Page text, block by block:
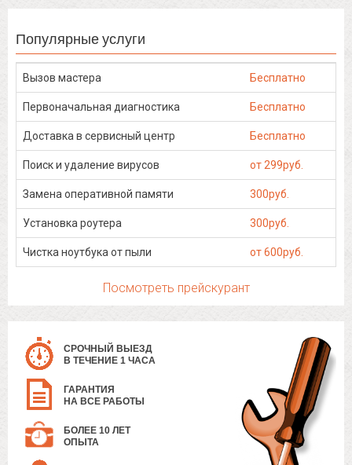
Популярные услуги
Вызов мастера Бесплатно
Первоначальная диагностика Бесплатно
Доставка в сервисный центр Бесплатно
Поиск и удаление вирусов от 299руб.
Замена оперативной памяти 300руб.
Установка роутера 300руб.
Чистка ноутбука от пыли от 600руб.
Посмотреть прейскурант
СРОЧНЫЙ ВЫЕЗД
В ТЕЧЕНИЕ 1 ЧАСА
ГАРАНТИЯ
НА ВСЕ РАБОТЫ
БОЛЕЕ 10 ЛЕТ
ОПЫТА